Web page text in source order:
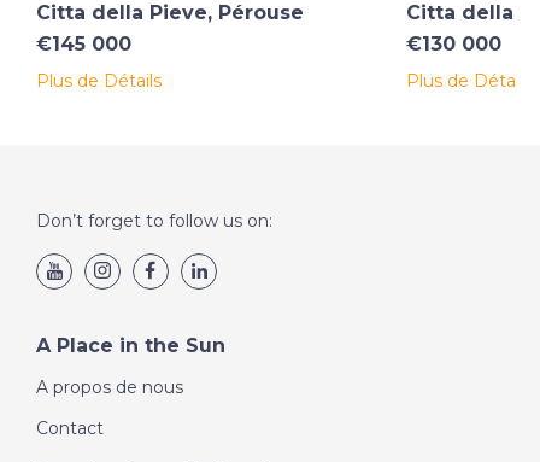
Citta della Pieve, Pérouse
€145 000
Plus de Détails
Citta della
€130 000
Plus de Détails
Don’t forget to follow us on:
A Place in the Sun
A propos de nous
Contact